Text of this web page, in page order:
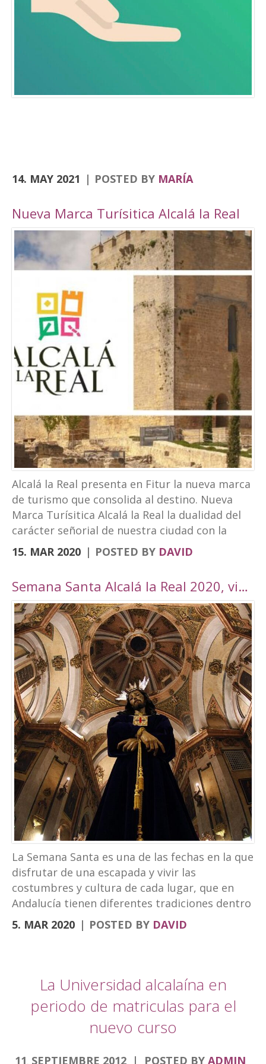
o el yacimiento de Domus Herculana, entre
otros. Incorpora la visita y entrada a la
Fortaleza de la Mota, con su Iglesia Abacial,
el apartado de senderismo, están previstas
14. MAY 2021 POSTED BY MARÍA
Nueva Marca Turísitica Alcalá la Real
Alcalá la Real presenta en Fitur la nueva marca
de turismo que consolida al destino. Nueva
Marca Turísitica Alcalá la Real la dualidad del
carácter señorial de nuestra ciudad con la
vanguardia y su realidad actual de ciudad
moderna. Fortaleza Abacial y pueblo nuevo.
«convivimos siendo además tierra de frontera
y que hemos querido plasmar en esta marca
tan poderosa». A través de cuatro elementos y
cuatro colores el logo destaca cultura,
patrimonio, entorno natural y experiencias. El
símbolo amarillo, que recuerda a un ojo,
engloba toda la cultura y singularidades de la
ciudad. El naranja, que representa la silueta de
una atalaya, se destina al patrimonio e
historia. El verde, por su parte, que dibuja una
hoja, es el elemento que identificará todo el
mundo rural y natural del municipio, junto con
el turismo activo. Por último, el tono magenta
simboliza un sendero abierto y se centra en el
turismo experiencial, unido al ocio y los
eventos. La marca puede verse en las
banderolas que el Ayuntamiento ha instalado
en la fachada de Palacio Abacial y el entorno de
Capuchinos, en el Paseo de los Álamos. El
cartel de la Semana […]
15. MAR 2020 POSTED BY DAVID
Semana Santa Alcalá la Real 2020, viaje por Andalucía
La Semana Santa es una de las fechas en la que
disfrutar de una escapada y vivir las
costumbres y cultura de cada lugar, que en
Andalucía tienen diferentes tradiciones dentro
de la Semana Santa. Desde el Hotel
Torrepalma te traemos una escapad diferente.
hacer en viajes cortos. Semana Santa Alcalá la
Comenzamos por la Semana Santa de Alcalá la
Real donde se encuentra nuestro hotel.
alguna por muchos aspectos, fue declarada de
5. MAR 2020 POSTED BY DAVID
La Universidad alcalaína en
periodo de matriculas para el
nuevo curso
11 . SEPTIEMBRE 2012 POSTED BY ADMIN